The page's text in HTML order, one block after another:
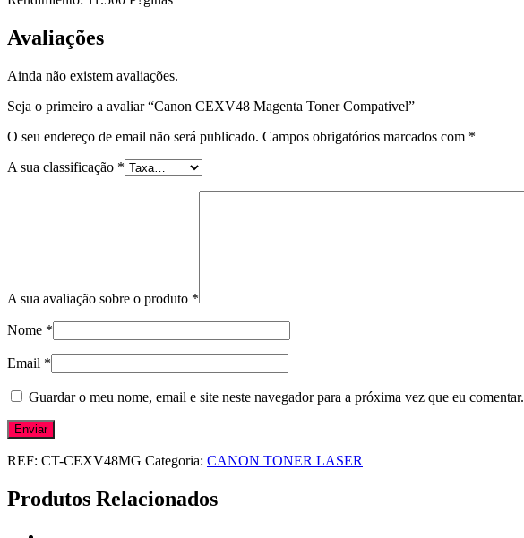
Avaliações
Ainda não existem avaliações.
Seja o primeiro a avaliar “Canon CEXV48 Magenta Toner Compativel”
O seu endereço de email não será publicado. Campos obrigatórios marcados com *
A sua classificação *
A sua avaliação sobre o produto *
Nome *
Email *
Guardar o meu nome, email e site neste navegador para a próxima vez que eu comentar.
REF: CT-CEXV48MG Categoria: CANON TONER LASER
Produtos Relacionados